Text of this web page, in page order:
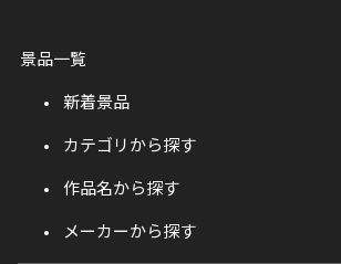
景品一覧
新着景品
カテゴリから探す
作品名から探す
メーカーから探す